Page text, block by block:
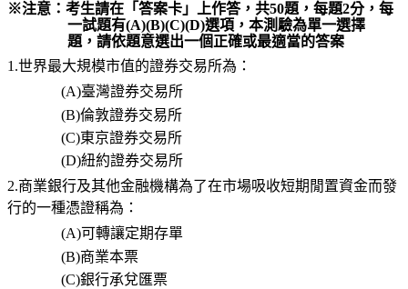
※注意：考生請在「答案卡」上作答，共50題，每題2分，每
一試題有(A)(B)(C)(D)選項，本測驗為單一選擇
題，請依題意選出一個正確或最適當的答案
1.世界最大規模市值的證券交易所為：
(A)臺灣證券交易所
(B)倫敦證券交易所
(C)東京證券交易所
(D)紐約證券交易所
2.商業銀行及其他金融機構為了在市場吸收短期閒置資金而發
行的一種憑證稱為：
(A)可轉讓定期存單
(B)商業本票
(C)銀行承兌匯票